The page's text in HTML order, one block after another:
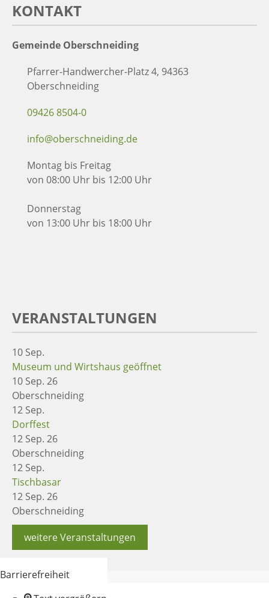
KONTAKT
Gemeinde Oberschneiding
Pfarrer-Handwercher-Platz 4, 94363
Oberschneiding
09426 8504-0
info@oberschneiding.de
Montag bis Freitag
von 08:00 Uhr bis 12:00 Uhr
Donnerstag
von 13:00 Uhr bis 18:00 Uhr
VERANSTALTUNGEN
10 Sep.
Museum und Wirtshaus geöffnet
10 Sep. 26
Oberschneiding
12 Sep.
Dorffest
12 Sep. 26
Oberschneiding
12 Sep.
Tischbasar
12 Sep. 26
Oberschneiding
weitere Veranstaltungen
Barrierefreiheit